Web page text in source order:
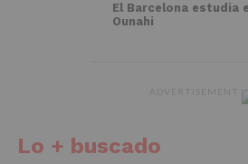
El Barcelona estudia
Ounahi
Lo + buscado